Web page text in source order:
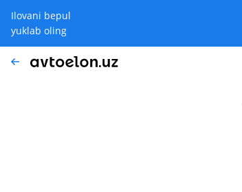
Ilovani bepul
yuklab oling